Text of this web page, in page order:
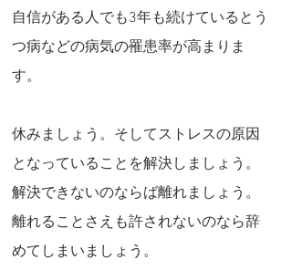
自信がある人でも3年も続けているとう
つ病などの病気の罹患率が高まりま
す。
休みましょう。そしてストレスの原因
となっていることを解決しましょう。
解決できないのならば離れましょう。
離れることさえも許されないのなら辞
めてしまいましょう。